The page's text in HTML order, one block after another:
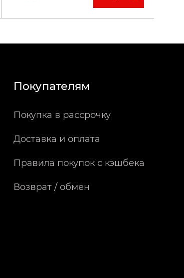
Покупателям
Покупка в рассрочку
Доставка и оплата
Правила покупок с кэшбека
Возврат / обмен